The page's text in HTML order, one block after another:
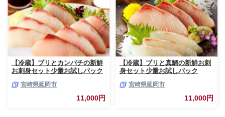
【冷蔵】ブリとカンパチの新鮮
お刺身セット少量お試しパック
宮崎県延岡市
11,000円
【冷蔵】ブリと真鯛の新鮮お刺
身セット少量お試しパック
宮崎県延岡市
11,000円